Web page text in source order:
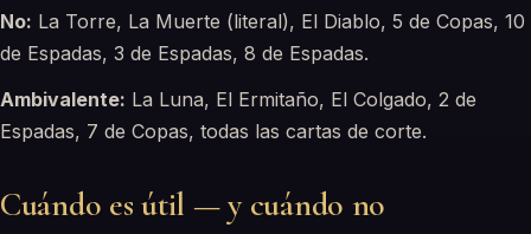
No: La Torre, La Muerte (literal), El Diablo, 5 de Copas, 10
de Espadas, 3 de Espadas, 8 de Espadas.
Ambivalente: La Luna, El Ermitaño, El Colgado, 2 de
Espadas, 7 de Copas, todas las cartas de corte.
Cuándo es útil — y cuándo no